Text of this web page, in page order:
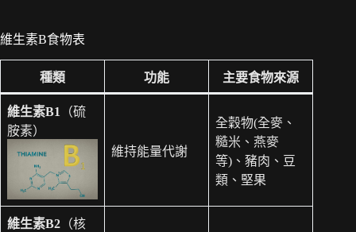
維生素B食物表
種類 功能 主要食物來源
維生素B1
（硫
胺素）
維持能量代謝
全穀物(全麥、
糙米、燕麥
等)、豬肉、豆
類、堅果
維生素B2 （核